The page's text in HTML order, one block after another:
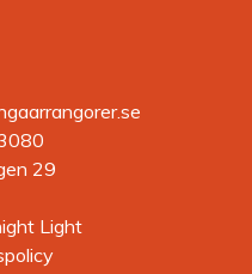
29
Light